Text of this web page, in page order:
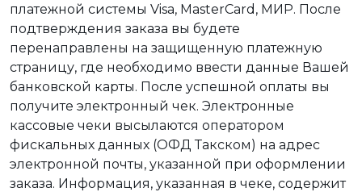
платежной системы Visa, MasterCard, МИР. После
подтверждения заказа вы будете
перенаправлены на защищенную платежную
страницу, где необходимо ввести данные Вашей
банковской карты. После успешной оплаты вы
получите электронный чек. Электронные
кассовые чеки высылаются оператором
фискальных данных (ОФД Такском) на адрес
электронной почты, указанной при оформлении
заказа. Информация, указанная в чеке, содержит